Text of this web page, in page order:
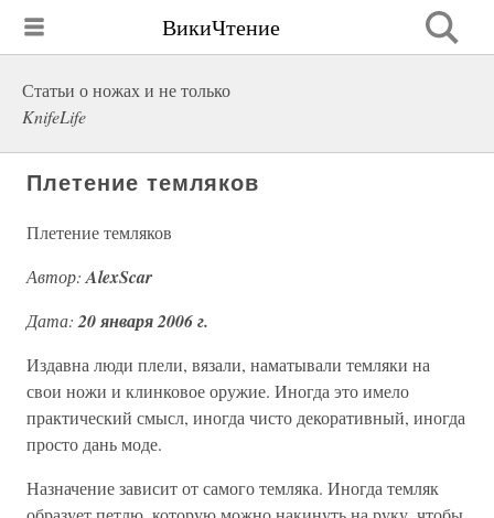
ВикиЧтение
Статьи о ножах и не только
KnifeLife
Плетение темляков
Плетение темляков
Автор: AlexScar
Дата: 20 января 2006 г.
Издавна люди плели, вязали, наматывали темляки на
свои ножи и клинковое оружие. Иногда это имело
практический смысл, иногда чисто декоративный, иногда
просто дань моде.
Назначение зависит от самого темляка. Иногда темляк